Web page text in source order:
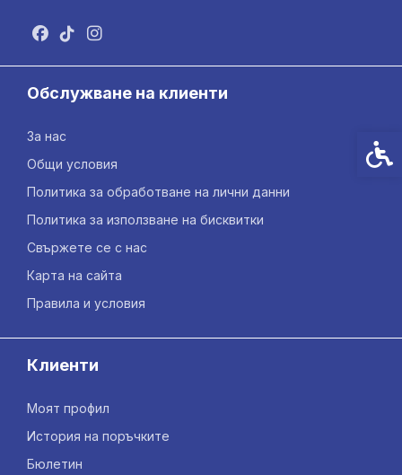
Обслужване на клиенти
За нас
Общи условия
Политика за обработване на лични данни
Политика за използване на бисквитки
Свържете се с нас
Карта на сайта
Правила и условия
Клиенти
Моят профил
История на поръчките
Бюлетин